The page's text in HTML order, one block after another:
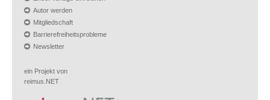
Autor werden
Mitgliedschaft
Barrierefreiheitsprobleme
Newsletter
ein Projekt von
reimus.NET